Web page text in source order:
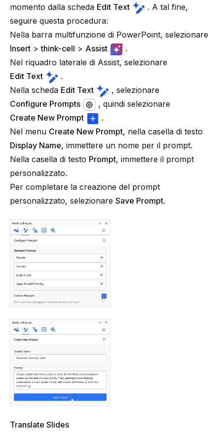
momento dalla scheda Edit Text
. A tal fine,
seguire questa procedura:
Nella barra multifunzione di PowerPoint, selezionare
Insert >think-cell > Assist
.
Nel riquadro laterale di Assist, selezionare
Edit Text
.
Nella scheda Edit Text
, selezionare
Configure Prompts
, quindi selezionare
Create New Prompt
.
Nel menu Create New Prompt, nella casella di testo
Display Name, immettere un nome per il prompt.
Nella casella di testo Prompt, immettere il prompt
personalizzato.
Per completare la creazione del prompt
personalizzato, selezionare Save Prompt.
Translate Slides